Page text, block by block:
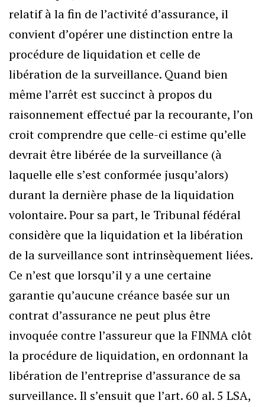
relatif à la fin de l’activité d’assurance, il
convient d’opérer une distinction entre la
procédure de liquidation et celle de
libération de la surveillance. Quand bien
même l’arrêt est succinct à propos du
raisonnement effectué par la recourante, l’on
croit comprendre que celle-ci estime qu’elle
devrait être libérée de la surveillance (à
laquelle elle s’est conformée jusqu’alors)
durant la dernière phase de la liquidation
volontaire. Pour sa part, le Tribunal fédéral
considère que la liquidation et la libération
de la surveillance sont intrinsèquement liées.
Ce n’est que lorsqu’il y a une certaine
garantie qu’aucune créance basée sur un
contrat d’assurance ne peut plus être
invoquée contre l’assureur que la FINMA clôt
la procédure de liquidation, en ordonnant la
libération de l’entreprise d’assurance de sa
surveillance. Il s’ensuit que l’art. 60 al. 5 LSA,